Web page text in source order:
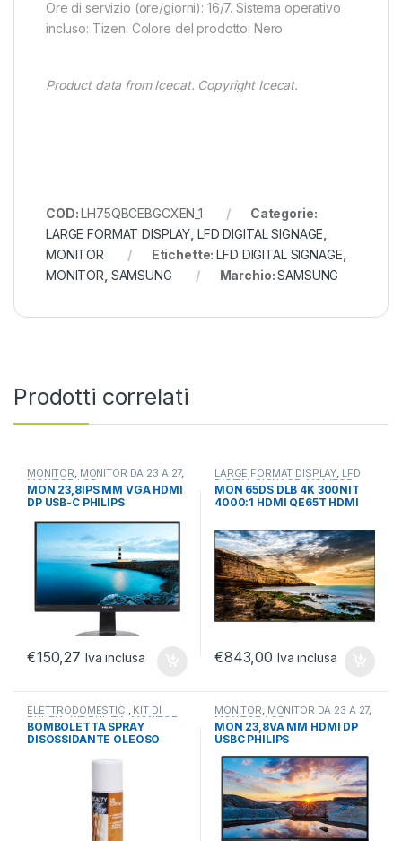
Ore di servizio (ore/giorni): 16/7. Sistema operativo
incluso: Tizen. Colore del prodotto: Nero
Product data from Icecat. Copyright Icecat.
COD:LH75QBCEBGCXEN_1
Categorie:
LARGE FORMAT DISPLAY LFD DIGITAL SIGNAGE
MONITOR
Etichette:LFD DIGITAL SIGNAGE
MONITOR SAMSUNG Marchio:SAMSUNG
Prodotti correlati
MONITOR, MONITOR DA 23 A 27,
MONITOR LCD
MON 23,8IPS MM VGA HDMI
DP USB-C PHILIPS
5MS
€150,27 Iva inclusa
LARGE FORMAT DISPLAY, LFD
DIGITAL SIGNAGE ,MONITOR
MON 65DS DLB 4K 300NIT
4000:1 HDMI QE65T HDMI
€843,00 Iva inclusa
ELETTRODOMESTICI, KIT DI
PULIZIA, KIT PULIZIA, MONITOR
PULIZIA
BOMBOLETTA SPRAY
DISOSSIDANTE OLEOSO
MONITOR, MONITOR DA 23 A 27,
MONITOR LCD
MON 23,8VA MM HDMI DP
USBC PHILIPS